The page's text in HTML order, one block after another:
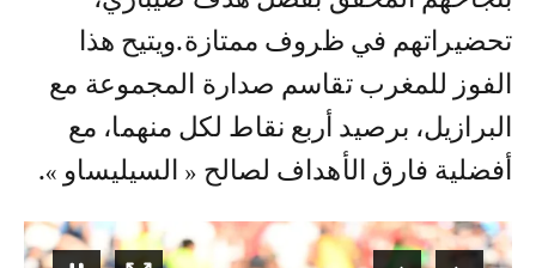
تحضيراتهم في ظروف ممتازة.ويتيح هذا
الفوز للمغرب تقاسم صدارة المجموعة مع
البرازيل، برصيد أربع نقاط لكل منهما، مع
أفضلية فارق الأهداف لصالح « السيليساو ».